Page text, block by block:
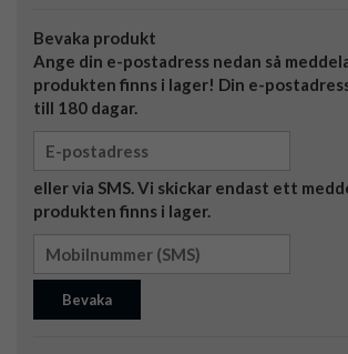
Bevaka produkt
Ange din e-postadress nedan så
produkten finns i lager! Din e-
till 180 dagar.
eller via SMS. Vi skickar endast ett
produkten finns i lager.
Bevaka